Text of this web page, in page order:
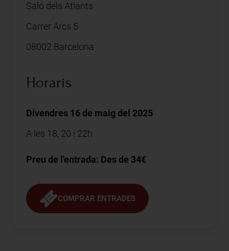
Saló dels Atlants
Carrer Arcs 5
08002 Barcelona
Horaris
Divendres 16 de maig del 2025
A les 18, 20 i 22h
Preu de l'entrada: Des de 34€
COMPRAR ENTRADES